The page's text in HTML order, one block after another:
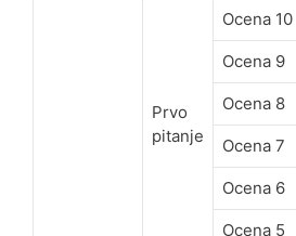
Prvo
pitanje
Ocena 10
Ocena 9
Ocena 8
Ocena 7
Ocena 6
Ocena 5